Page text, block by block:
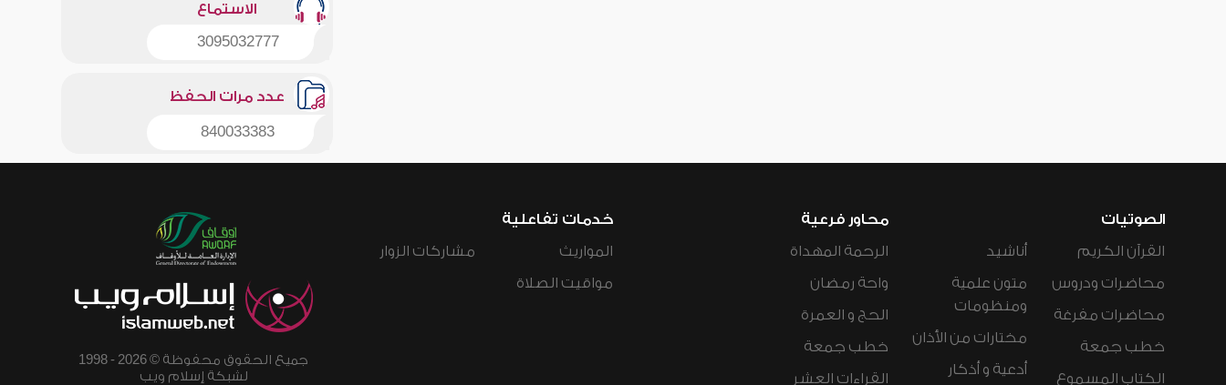
الاستماع
3095032777
عدد مرات الحفظ
840033383
الصوتيات
القرآن الكريم
محاضرات ودروس
محاضرات مفرغة
خطب جمعة
الكتاب المسموع
أناشيد
متون علمية
ومنظومات
مختارات من الأذان
أدعية و أذكار
محاور فرعية
الرحمة المهداة
واحة رمضان
الحج و العمرة
خطب جمعة
القراءات العشر
خدمات تفاعلية
المواريث
مواقيت الصلاة
مشاركات الزوار
جميع الحقوق محفوظة © 2026 - 1998
لشبكة إسلام ويب